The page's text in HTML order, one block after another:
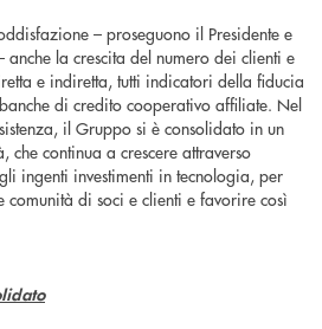
– proseguono il Presidente e
anche la crescita del numero dei clienti e
e indiretta, tutti indicatori della fiducia
di credito cooperativo affiliate. Nel
il Gruppo si è consolidato in un
che continua a crescere attraverso
ingenti investimenti in tecnologia, per
di soci e clienti e favorire così